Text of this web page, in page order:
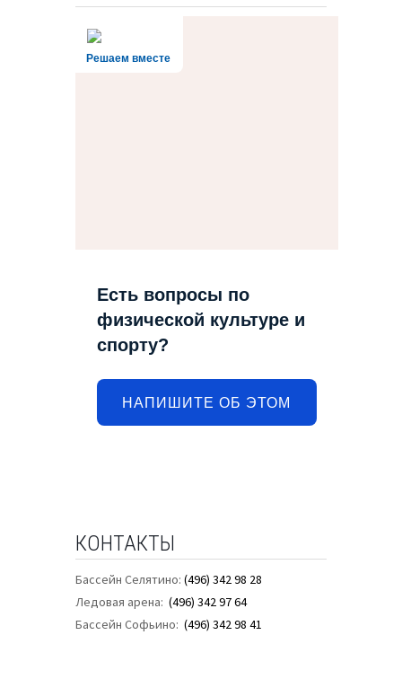
Решаем вместе
Есть вопросы по
физической культуре и
спорту?
НАПИШИТЕ ОБ ЭТОМ
КОНТАКТЫ
Бассейн Селятино: (496) 342 98 28
Ледовая арена: (496) 342 97 64
Бассейн Софьино: (496) 342 98 41